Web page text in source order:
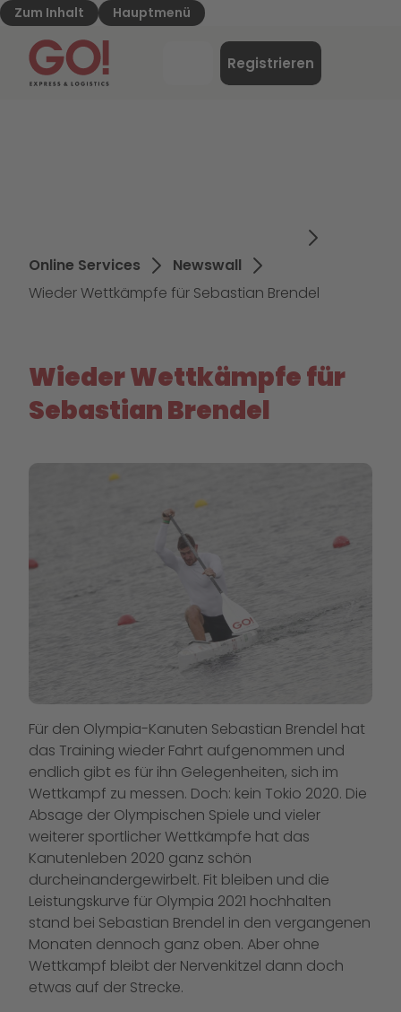
Zum Inhalt Hauptmenü
GO! Express & Logistics - Zur Starteite
Registrieren
Online Services
Newswall
Wieder Wettkämpfe für Sebastian Brendel
Wieder Wettkämpfe für
Sebastian Brendel
Für den Olympia-Kanuten Sebastian Brendel hat
das Training wieder Fahrt aufgenommen und
endlich gibt es für ihn Gelegenheiten, sich im
Wettkampf zu messen. Doch: kein Tokio 2020. Die
Absage der Olympischen Spiele und vieler
weiterer sportlicher Wettkämpfe hat das
Kanutenleben 2020 ganz schön
durcheinandergewirbelt. Fit bleiben und die
Leistungskurve für Olympia 2021 hochhalten
stand bei Sebastian Brendel in den vergangenen
Monaten dennoch ganz oben. Aber ohne
Wettkampf bleibt der Nervenkitzel dann doch
etwas auf der Strecke.